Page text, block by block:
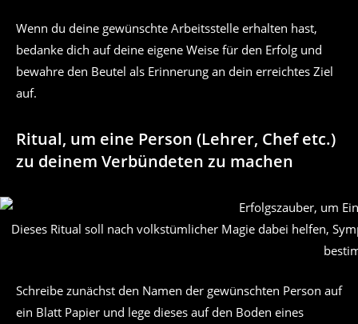
Wenn du deine gewünschte Arbeitsstelle erhalten hast,
bedanke dich auf deine eigene Weise für den Erfolg und
bewahre den Beutel als Erinnerung an dein erreichtes Ziel
auf.
Ritual, um eine Person (Lehrer, Chef etc.)
zu deinem Verbündeten zu machen
Dieses Ritual soll nach volkstümlicher Magie dabei helfen,
Schreibe zunächst den Namen der gewünschten Person auf
ein Blatt Papier und lege dieses auf den Boden eines